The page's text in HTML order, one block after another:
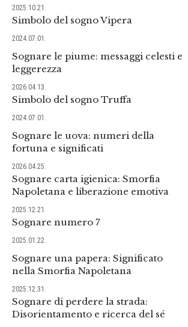
2025.10.21.
Simbolo del sogno Vipera
2024.07.01.
Sognare le piume: messaggi celesti e
leggerezza
2026.04.13.
Simbolo del sogno Truffa
2024.07.01.
Sognare le uova: numeri della
fortuna e significati
2026.04.25.
Sognare carta igienica: Smorfia
Napoletana e liberazione emotiva
2025.12.21.
Sognare numero 7
2025.01.22.
Sognare una papera: Significato
nella Smorfia Napoletana
2025.12.31.
Sognare di perdere la strada:
Disorientamento e ricerca del sé